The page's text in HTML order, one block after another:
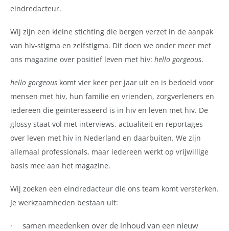
eindredacteur.
Wij zijn een kleine stichting die bergen verzet in de aanpak
van hiv-stigma en zelfstigma. Dit doen we onder meer met
ons magazine over positief leven met hiv: hello gorgeous.
hello gorgeous komt vier keer per jaar uit en is bedoeld voor
mensen met hiv, hun familie en vrienden, zorgverleners en
iedereen die geïnteresseerd is in hiv en leven met hiv. De
glossy staat vol met interviews, actualiteit en reportages
over leven met hiv in Nederland en daarbuiten. We zijn
allemaal professionals, maar iedereen werkt op vrijwillige
basis mee aan het magazine.
Wij zoeken een eindredacteur die ons team komt versterken.
Je werkzaamheden bestaan uit:
· samen meedenken over de inhoud van een nieuw